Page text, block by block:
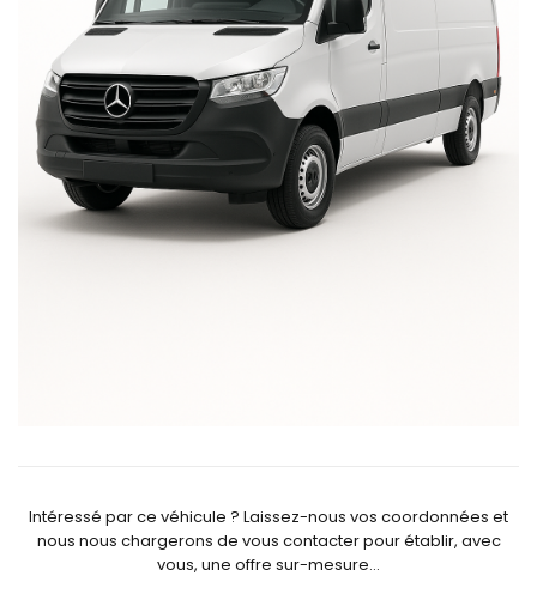
Intéressé par ce véhicule ? Laissez-nous vos coordonnées et
nous nous chargerons de vous contacter pour établir, avec
vous, une offre sur-mesure…